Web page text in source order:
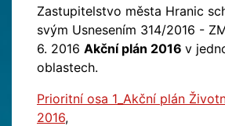
Zastupitelstvo města Hranic
svým Usnesením 314/2016 -
6. 2016 Akční plán 2016 v
oblastech.
Prioritní osa 1_Akční plán
2016,